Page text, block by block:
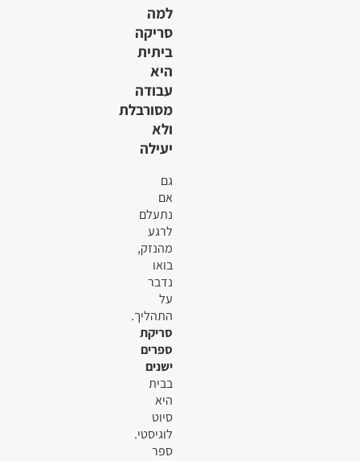
למה
סריקה
ביתית
היא
עבודה
מסורבלת
ולא
יעילה
גם
אם
נתעלם
לרגע
מהנזק,
בואו
נדבר
על
התהליך.
סריקת
ספרים
ישנים
בבית
היא
סיוט
לוגיסטי.
ספר